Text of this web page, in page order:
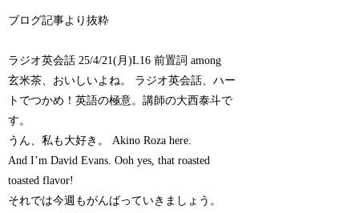
ブログ記事より抜粋
ラジオ英会話 25/4/21(月)L16 前置詞 among
玄米茶、おいしいよね。 ラジオ英会話、ハー
トでつかめ！英語の極意。講師の大西泰斗で
す。
うん、私も大好き。 Akino Roza here.
And I’m David Evans. Ooh yes, that roasted
toasted flavor!
それでは今週もがんばっていきましょう。